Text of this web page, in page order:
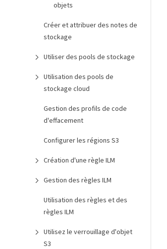
objets
Créer et attribuer des notes de
stockage
Utiliser des pools de stockage
Utilisation des pools de
stockage cloud
Gestion des profils de code
d'effacement
Configurer les régions S3
Création d'une règle ILM
Gestion des règles ILM
Utilisation des règles et des
règles ILM
Utilisez le verrouillage d'objet
S3